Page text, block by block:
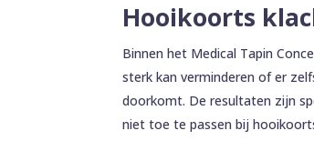
Hooikoorts
Binnen het Medical Tapin
sterk kan verminderen of er
doorkomt. De resultaten zijn
niet toe te passen bij